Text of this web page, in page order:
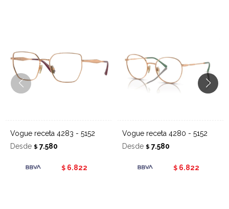
Vogue receta 4283 - 5152
Desde $ 7.580
$ 6.822
Vogue receta 4280 - 5152
Desde $ 7.580
$ 6.822